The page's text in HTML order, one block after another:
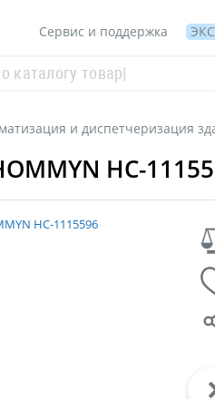
Сервис и поддержка
и диспетчеризация
НС-